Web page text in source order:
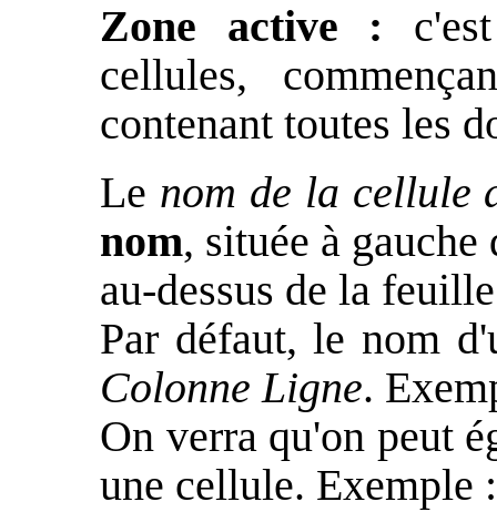
Zone active :
cellules,
contenant toutes les
Le nom de la cellule
nom, située à
au-dessus de la
Par défaut, le nom
Colonne Ligne.
On verra qu'on peut
une cellule. Exemple